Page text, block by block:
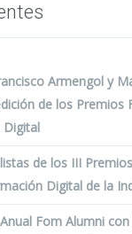
Armengol y
de los Premios
Digital
de los III
Digital de la
Fom Alumni